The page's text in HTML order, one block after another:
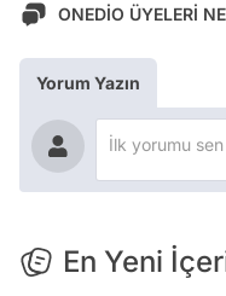
ONEDİO ÜYELERİ
Yorum Yazın
En Yeni